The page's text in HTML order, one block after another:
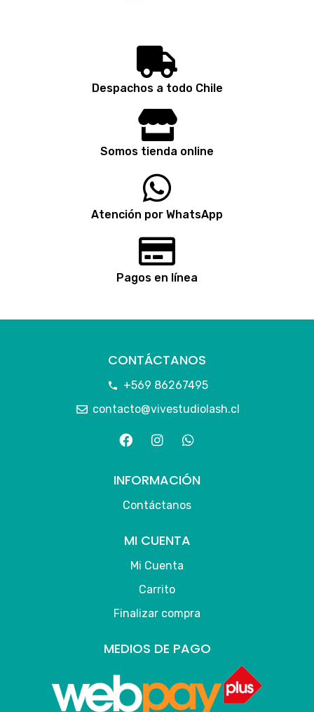
Despachos a todo Chile
Somos tienda online
Atención por WhatsApp
Pagos en línea
CONTÁCTANOS
+569 86267495
contacto@vivestudiolash.cl
INFORMACIÓN
Contáctanos
MI CUENTA
Mi Cuenta
Carrito
Finalizar compra
MEDIOS DE PAGO